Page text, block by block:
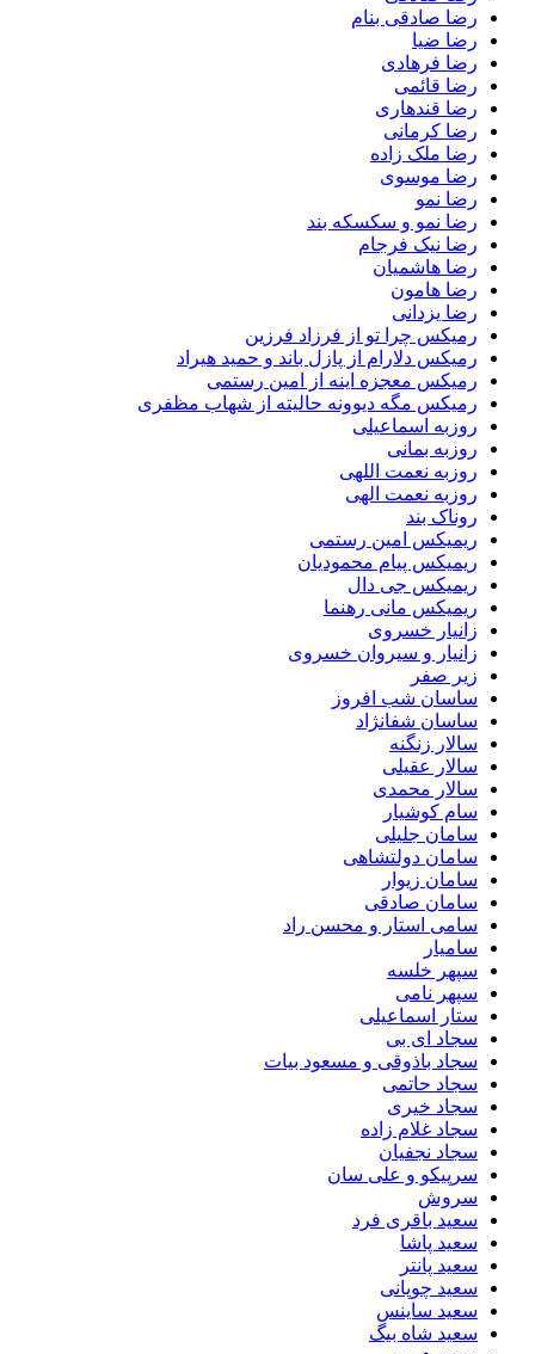
رضا صادقی بنام
رضا ضیا
رضا فرهادی
رضا قائمی
رضا قندهاری
رضا کرمانی
رضا ملک زاده
رضا موسوی
رضا نمو
رضا نمو و سکسکه بند
رضا نیک فرجام
رضا هاشمیان
رضا هامون
رضا یزدانی
رمیکس چرا تو از فرزاد فرزین
رمیکس دلارام از پازل باند و حمید هیراد
رمیکس معجزه اینه از امین رستمی
رمیکس مگه دیوونه حالیته از شهاب مظفری
روزبه اسماعیلی
روزبه بمانی
روزبه نعمت اللهی
روزبه نعمت الهی
روناک بند
ریمیکس امین رستمی
ریمیکس پیام محمودیان
ریمیکس جی دال
ریمیکس مانی رهنما
زانیار خسروی
زانیار و سیروان خسروی
زیر صفر
ساسان شب افروز
ساسان شفانژاد
سالار زنگنه
سالار عقیلی
سالار محمدی
سام کوشیار
سامان جلیلی
سامان دولتشاهی
سامان زیوار
سامان صادقی
سامی استار و محسن راد
سامیار
سپهر خلسه
سپهر نامی
ستار اسماعیلی
سجاد ای بی
سجاد باذوقی و مسعود بیات
سجاد حاتمی
سجاد خیری
سجاد غلام زاده
سجاد نجفیان
سرپیکو و علی سان
سروش
سعید باقری فرد
سعید پاشا
سعید پانتر
سعید چوپانی
سعید ساینس
سعید شاه بیگ